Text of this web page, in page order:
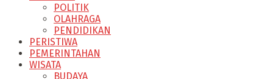
POLITIK
OLAHRAGA
PENDIDIKAN
PERISTIWA
PEMERINTAHAN
WISATA
BUDAYA